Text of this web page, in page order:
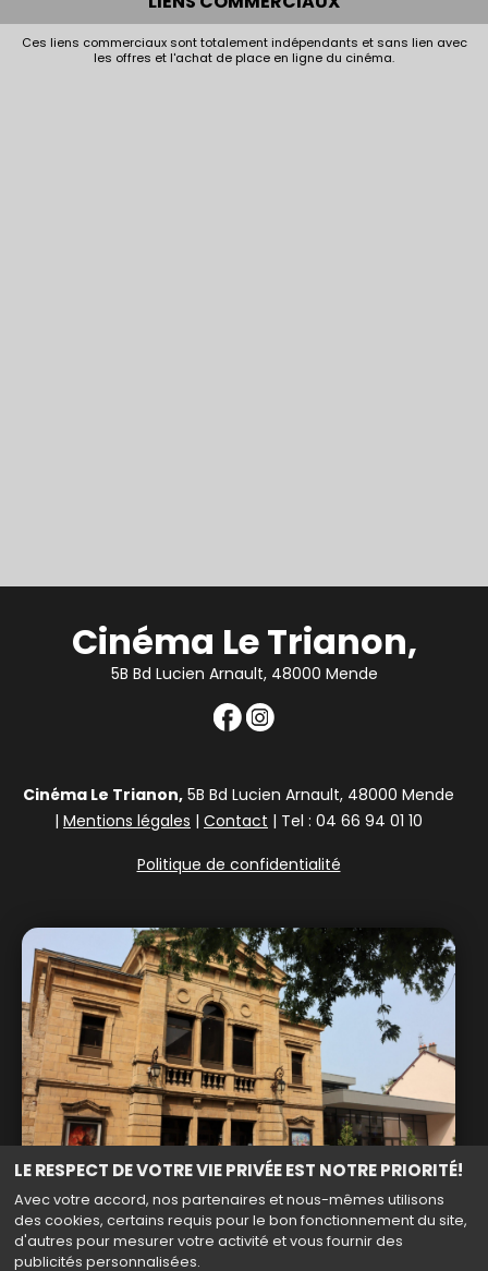
LE RESPECT DE VOTRE VIE PRIVÉE EST NOTRE PRIORITÉ!
Avec votre accord, nos partenaires et nous-mêmes utilisons
des cookies, certains requis pour le bon fonctionnement du site,
d'autres pour mesurer votre activité et vous fournir des
publicités personnalisées.
Ces liens commerciaux sont totalement indépendants et sans lien avec
les offres et l'achat de place en ligne du cinéma.
Cinéma Le Trianon,
5B Bd Lucien Arnault, 48000 Mende
Cinéma Le Trianon, 5B Bd Lucien Arnault, 48000 Mende
| Mentions légales | Contact | Tel : 04 66 94 01 10
Politique de confidentialité